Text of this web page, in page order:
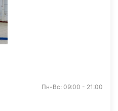
Пн-Вс: 09:00 - 21:00